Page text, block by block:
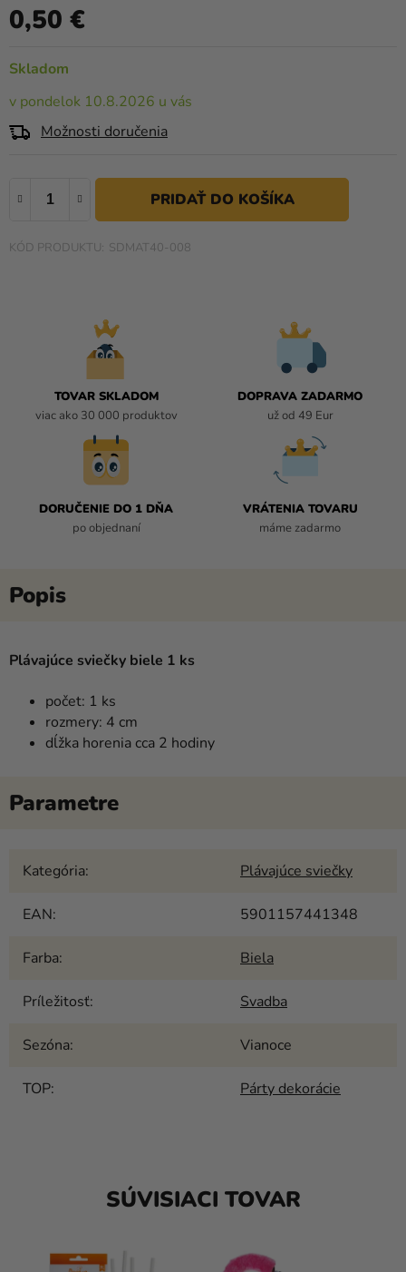
Darčeky
a merch
Sviatky
Kreatívne
Personalizované
produkty
Témy
Blog
Kontakt
produktu
5,0
5
hviezdičiek.
Skladom
v pondelok 10.8.2026 u vás
Možnosti doručenia
0,50 €
SDMAT40-008
TOVAR SKLADOM
viac ako 30 000 produktov
DOPRAVA ZADARMO
už od 49 Eur
DORUČENIE DO 1 DŇA
po objednaní
VRÁTENIA TOVARU
máme zadarmo
Plávajúce sviečky biele 1 ks
počet: 1 ks
rozmery: 4 cm
dĺžka horenia cca 2 hodiny
Kategória: Plávajúce sviečky
EAN: 5901157441348
Farba: Biela
Príležitosť: Svadba
Sezóna: Vianoce
TOP: Párty dekorácie
SÚVISIACI TOVAR